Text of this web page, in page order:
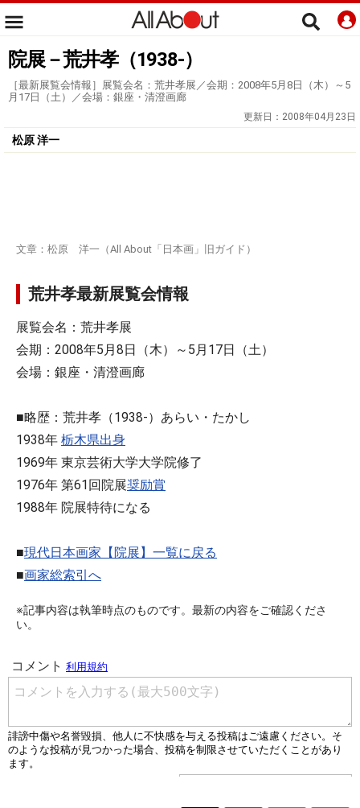
院展－荒井孝（1938-）
［最新展覧会情報］展覧会名：荒井孝展／会期：2008年5月8日（木）～5
月17日（土）／会場：銀座・清澄画廊
更新日： 2008年04月23日
松原 洋一
文章：松原 洋一（All About「日本画」旧ガイド）
荒井孝最新展覧会情報
展覧会名：荒井孝展
会期：2008年5月8日（木）～5月17日（土）
会場：銀座・清澄画廊
■略歴：荒井孝（1938-）あらい・たかし
1938年 栃木県出身
1969年 東京芸術大学大学院修了
1976年 第61回院展奨励賞
1988年 院展特待になる
■現代日本画家【院展】一覧に戻る
■画家総索引へ
※記事内容は執筆時点のものです。最新の内容をご確認くださ
い。